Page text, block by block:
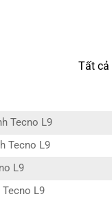
Tất cả
Tecno L9
Tecno L9
L9
L9